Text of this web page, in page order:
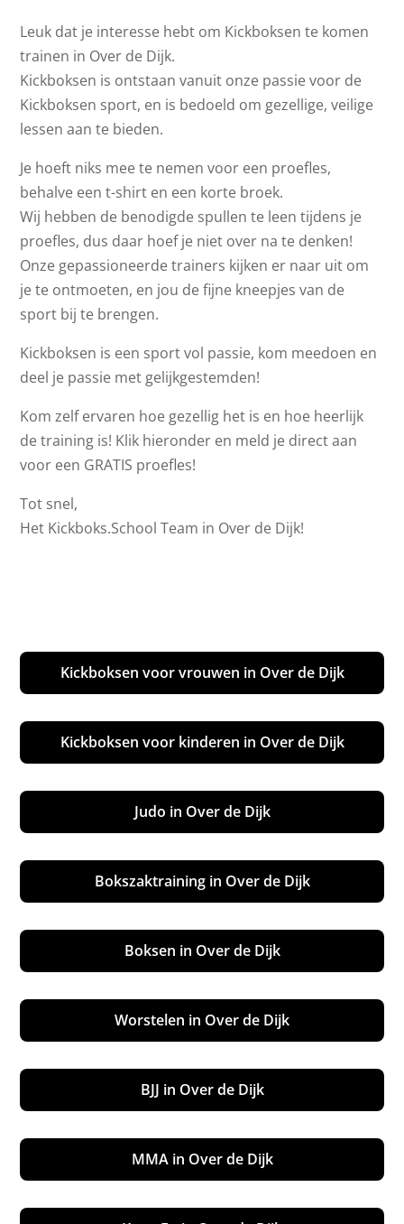
Leuk dat je interesse hebt om Kickboksen te komen
trainen in Over de Dijk.
Kickboksen is ontstaan vanuit onze passie voor de
Kickboksen sport, en is bedoeld om gezellige, veilige
lessen aan te bieden.
Je hoeft niks mee te nemen voor een proefles,
behalve een t-shirt en een korte broek.
Wij hebben de benodigde spullen te leen tijdens je
proefles, dus daar hoef je niet over na te denken!
Onze gepassioneerde trainers kijken er naar uit om
je te ontmoeten, en jou de fijne kneepjes van de
sport bij te brengen.
Kickboksen is een sport vol passie, kom meedoen en
deel je passie met gelijkgestemden!
Kom zelf ervaren hoe gezellig het is en hoe heerlijk
de training is! Klik hieronder en meld je direct aan
voor een GRATIS proefles!
Tot snel,
Het Kickboks.School Team in Over de Dijk!
Kickboksen voor vrouwen in Over de Dijk
Kickboksen voor kinderen in Over de Dijk
Judo in Over de Dijk
Bokszaktraining in Over de Dijk
Boksen in Over de Dijk
Worstelen in Over de Dijk
BJJ in Over de Dijk
MMA in Over de Dijk